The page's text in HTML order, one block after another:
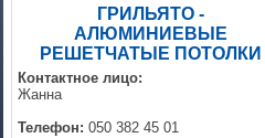
ГРИЛЬЯТО -
АЛЮМИНИЕВЫЕ
РЕШЕТЧАТЫЕ ПОТОЛКИ
Контактное лицо:
Жанна
Телефон: 050 382 45 01